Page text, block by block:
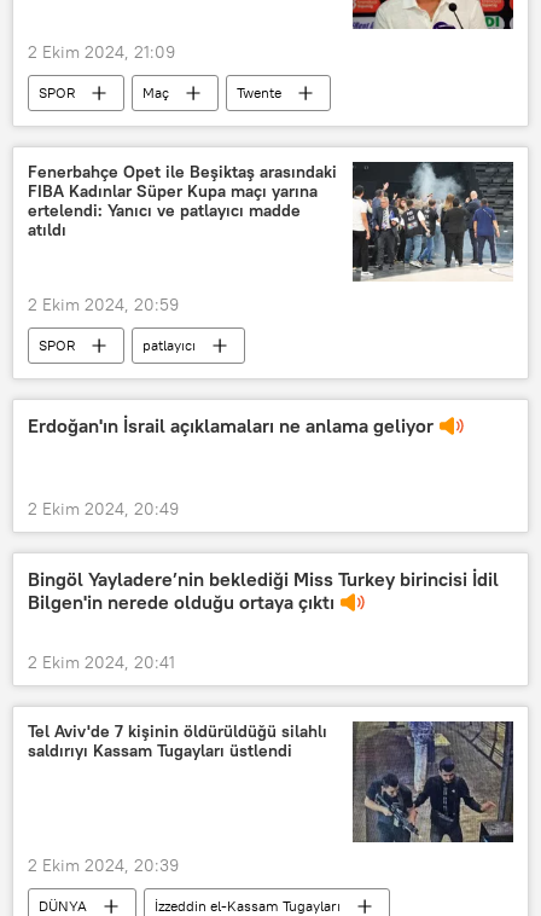
2 Ekim 2024, 21:09
SPOR Maç
Twente
Fenerbahçe
Maç yayını
Avrupa
UEFA Avrupa Ligi
Real Madrid
Hakem
TFF Merkez Hakem Kurulu
Fenerbahçe Opet ile Beşiktaş arasındaki
FIBA Kadınlar Süper Kupa maçı yarına
ertelendi: Yanıcı ve patlayıcı madde
atıldı
2 Ekim 2024, 20:59
SPOR
patlayıcı
Fenerbahçe Opet
Beşiktaş
FIBA
Erdoğan'ın İsrail açıklamaları ne anlama geliyor
2 Ekim 2024, 20:49
Bingöl Yayladere’nin beklediği Miss Turkey birincisi İdil
Bilgen'in nerede olduğu ortaya çıktı
2 Ekim 2024, 20:41
Tel Aviv'de 7 kişinin öldürüldüğü silahlı
saldırıyı Kassam Tugayları üstlendi
2 Ekim 2024, 20:39
DÜNYA
İzzeddin el-Kassam Tugayları